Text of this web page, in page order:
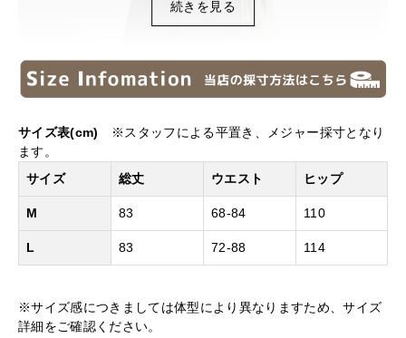
続きを見る
サイズ表(cm)
※スタッフによる平置き、メジャー採寸となり
ます。
サイズ
総丈 ウエスト ヒップ
M 83 68-84 110
L 83 72-88 114
※サイズ感につきましては体型により異なりますため、サイズ
詳細をご確認ください。